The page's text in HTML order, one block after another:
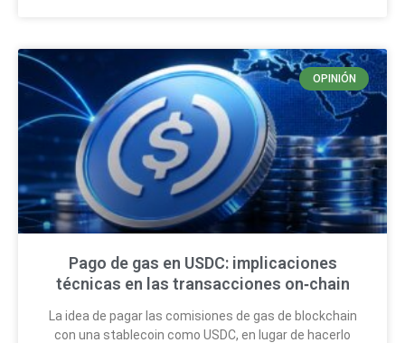
OPINIÓN
Pago de gas en USDC: implicaciones
técnicas en las transacciones on‑chain
La idea de pagar las comisiones de gas de blockchain
con una stablecoin como USDC, en lugar de hacerlo